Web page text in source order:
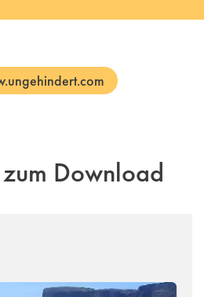
Download